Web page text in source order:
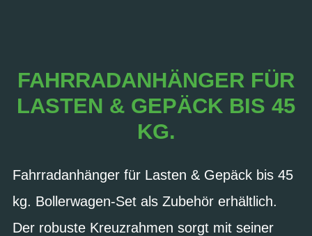
FAHRRADANHÄNGER FÜR
LASTEN & GEPÄCK BIS 45
KG.
Fahrradanhänger für Lasten & Gepäck bis 45
kg. Bollerwagen-Set als Zubehör erhältlich.
Der robuste Kreuzrahmen sorgt mit seiner